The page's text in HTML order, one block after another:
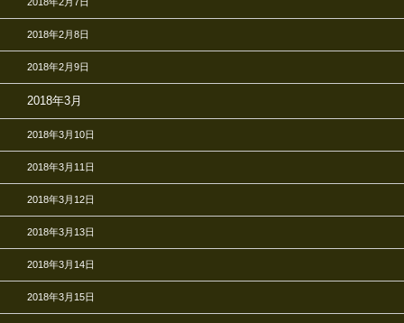
2018年2月8日
2018年2月9日
2018年3月
2018年3月10日
2018年3月11日
2018年3月12日
2018年3月13日
2018年3月14日
2018年3月15日